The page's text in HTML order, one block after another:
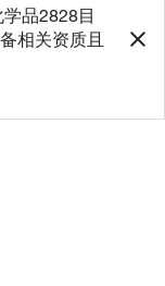
品2828目
相关资质且